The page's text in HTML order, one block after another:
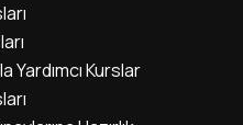
Yardımcı Kurslar